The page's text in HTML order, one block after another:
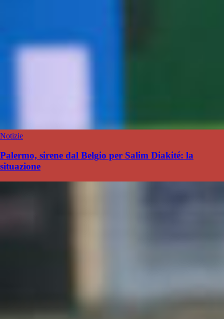
Notizie
Palermo, sirene dal Belgio per Salim Diakité: la
situazione